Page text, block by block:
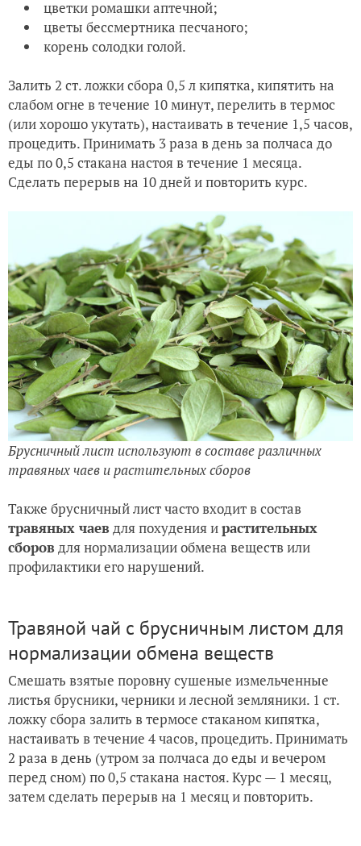
цветки ромашки аптечной;
цветы бессмертника песчаного;
корень солодки голой.
Залить 2 ст. ложки сбора 0,5 л кипятка, кипятить на
слабом огне в течение 10 минут, перелить в термос
(или хорошо укутать), настаивать в течение 1,5 часов,
процедить. Принимать 3 раза в день за полчаса до
еды по 0,5 стакана настоя в течение 1 месяца.
Сделать перерыв на 10 дней и повторить курс.
Брусничный лист используют в составе различных
травяных чаев и растительных сборов
Также брусничный лист часто входит в состав
травяных чаев для похудения ирастительных
сборов для нормализации обмена веществ или
профилактики его нарушений.
Травяной чай с брусничным листом для
нормализации обмена веществ
Смешать взятые поровну сушеные измельченные
листья брусники, черники и лесной земляники. 1 ст.
ложку сбора залить в термосе стаканом кипятка,
настаивать в течение 4 часов, процедить. Принимать
2 раза в день (утром за полчаса до еды и вечером
перед сном) по 0,5 стакана настоя. Курс — 1 месяц,
затем сделать перерыв на 1 месяц и повторить.